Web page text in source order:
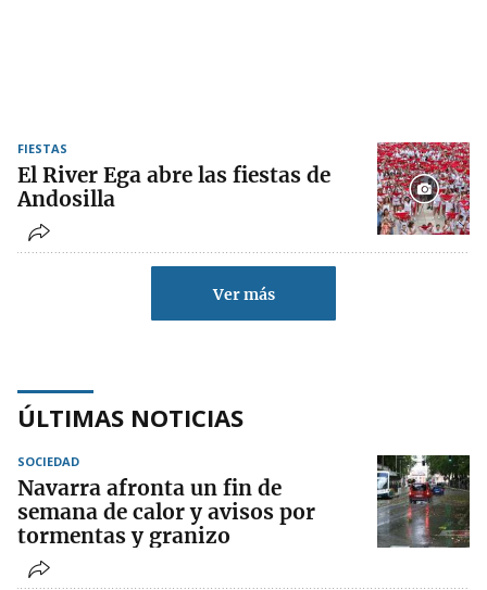
FIESTAS
El River Ega abre las fiestas de
Andosilla
Ver más
ÚLTIMAS NOTICIAS
SOCIEDAD
Navarra afronta un fin de
semana de calor y avisos por
tormentas y granizo